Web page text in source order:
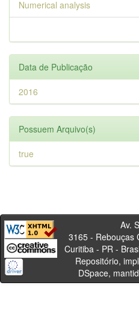
Numerical analysis
Data de Publicação
2016
Possuem Arquivo(s)
true
Av. Sete
3165 - Rebouças
Curitiba -
Repositório,
DSpace,